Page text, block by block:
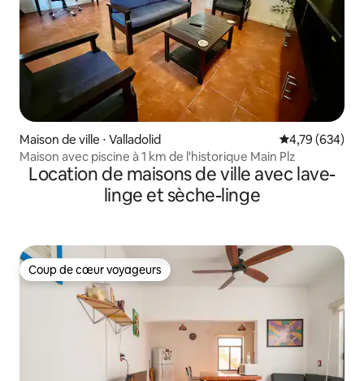
Maison de ville ⋅ Valladolid Évaluation
4,79 (634)
Maison avec piscine à 1 km de l'historique Main Plz
Location de maisons de ville avec lave-
linge et sèche-linge
Coup de cœur voyageurs
Coup de cœur voyageurs